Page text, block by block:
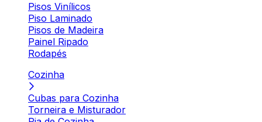
Pisos Vinílicos
Piso Laminado
Pisos de Madeira
Painel Ripado
Rodapés
Cozinha
Cubas para Cozinha
Torneira e Misturador